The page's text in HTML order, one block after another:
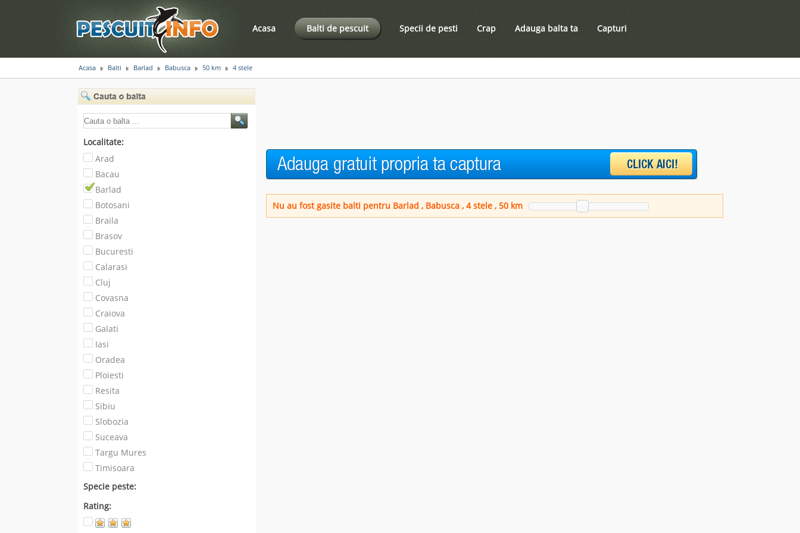
Acasa Balti de pescuit Specii de pesti Crap Adauga balta ta Capturi
Acasa Balti Barlad Babusca 50 km 4 stele
Localitate:
Arad
Bacau
Barlad
Botosani
Braila
Brasov
Bucuresti
Calarasi
Cluj
Covasna
Craiova
Galati
Iasi
Oradea
Ploiesti
Resita
Sibiu
Slobozia
Suceava
Targu Mures
Timisoara
Specie peste:
Rating:
Nu au fost gasite balti pentru Barlad , Babusca , 4 stele , 50km